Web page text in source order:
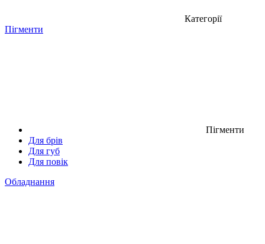
Категорії
Пігменти
Пігменти
Для брів
Для губ
Для повік
Обладнання